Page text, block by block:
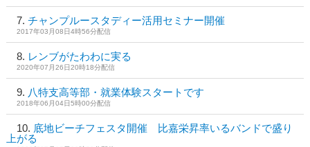
チャンプルースタディー活用セミナー開催
2017年03月08日4時56分配信
レンブがたわわに実る
2020年07月26日20時18分配信
八特支高等部・就業体験スタートです
2018年06月04日5時00分配信
底地ビーチフェスタ開催 比嘉栄昇率いるバンドで盛り
上がる